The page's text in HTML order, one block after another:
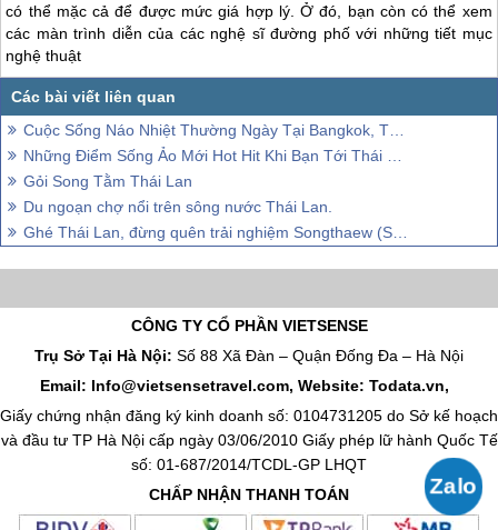
có thể mặc cả để được mức giá hợp lý. Ở đó, bạn còn có thể xem
các màn trình diễn của các nghệ sĩ đường phố với những tiết mục
nghệ thuật
Cuộc Sống Náo Nhiệt Thường Ngày Tại Bangkok, Thái Lan
Những Điểm Sống Ảo Mới Hot Hit Khi Bạn Tới Thái Lan
Gỏi Song Tằm Thái Lan
Du ngoạn chợ nổi trên sông nước Thái Lan.
Ghé Thái Lan, đừng quên trải nghiệm Songthaew (Song Thẻo)
CÔNG TY CỔ PHẦN VIETSENSE
Trụ Sở Tại Hà Nội: Số 88 Xã Đàn – Quận Đống Đa – Hà Nội
Email: Info@vietsensetravel.com, Website: Todata.vn,
Giấy chứng nhận đăng ký kinh doanh số: 0104731205 do Sở kế hoạch
và đầu tư TP Hà Nội cấp ngày 03/06/2010 Giấy phép lữ hành Quốc Tế
số: 01-687/2014/TCDL-GP LHQT
CHẤP NHẬN THANH TOÁN